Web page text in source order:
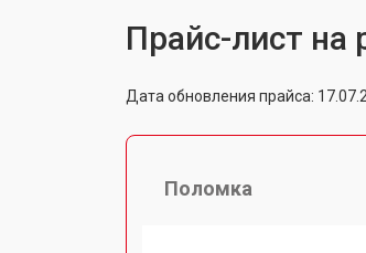
Прайс-лист на
Дата обновления прайса:
Поломка